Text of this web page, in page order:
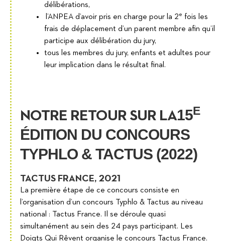
délibérations,
l’ANPEA d’avoir pris en charge pour la 2e fois les
frais de déplacement d’un parent membre afin qu’il
participe aux délibération du jury,
tous les membres du jury, enfants et adultes pour
leur implication dans le résultat final.
NOTRE RETOUR SUR LA15E
ÉDITION DU CONCOURS
TYPHLO & TACTUS (2022)
TACTUS FRANCE, 2021
La première étape de ce concours consiste en
l’organisation d’un concours Typhlo & Tactus au niveau
national : Tactus France. Il se déroule quasi
simultanément au sein des 24 pays participant. Les
Doigts Qui Rêvent organise le concours Tactus France.